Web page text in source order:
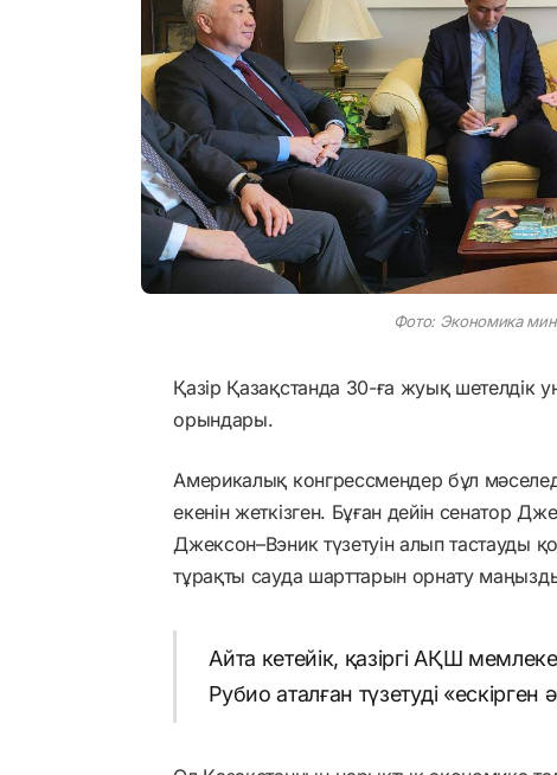
Фото: Экономика
Қазір Қазақстанда 30-ға жуық шетелдік
орындары.
Америкалық конгрессмендер бұл
екенін жеткізген. Бұған дейін сенатор
Джексон–Вэник түзетуін алып тастауды
тұрақты сауда шарттарын орнату маңызды
Айта кетейік, қазіргі АҚШ
Рубио аталған түзетуді